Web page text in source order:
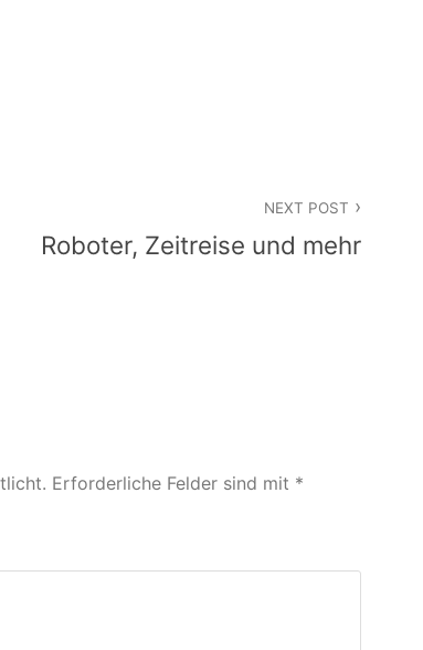
NEXT POST
Roboter, Zeitreise und mehr
Erforderliche Felder sind mit *